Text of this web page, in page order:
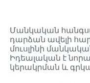
Մանկական
դարձան ավելի
մուսլինի
Իդեալական է
կերակրման և